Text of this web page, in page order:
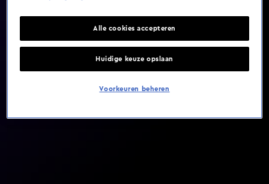
Alle cookies accepteren
Huidige keuze opslaan
Voorkeuren beheren